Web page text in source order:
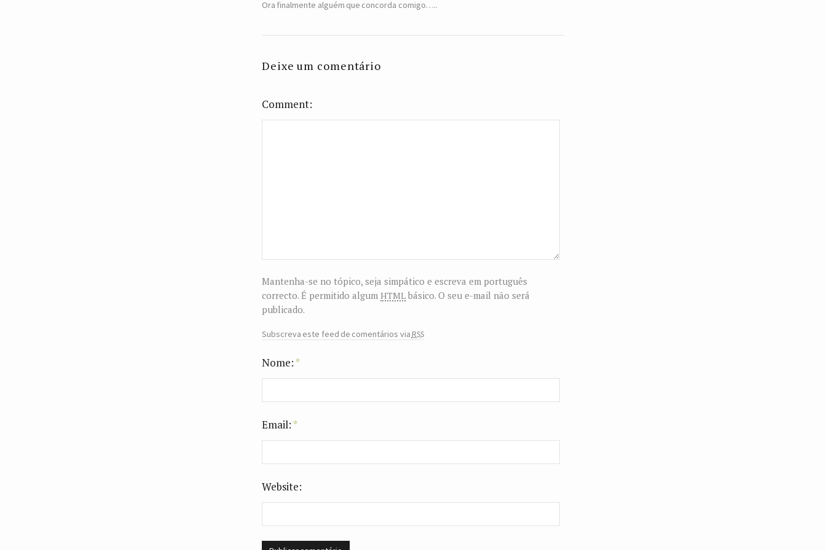
Ora finalmente alguém que concorda comigo…..
Deixe um comentário
Comment
Mantenha-se no tópico, seja simpático e escreva em português
correcto. É permitido algum htmlbásico. O seu e-mail não será
publicado.
Subscreva este feed de comentários via rss
Nome:*
Email:*
Website: